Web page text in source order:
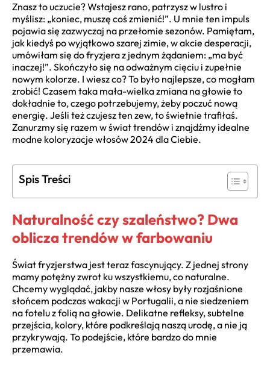
Znasz to uczucie? Wstajesz rano, patrzysz w lustro i
myślisz: „koniec, muszę coś zmienić!”. U mnie ten impuls
pojawia się zazwyczaj na przełomie sezonów. Pamiętam,
jak kiedyś po wyjątkowo szarej zimie, w akcie desperacji,
umówiłam się do fryzjera z jednym żądaniem: „ma być
inaczej!”. Skończyło się na odważnym cięciu i zupełnie
nowym kolorze. I wiesz co? To było najlepsze, co mogłam
zrobić! Czasem taka mała-wielka zmiana na głowie to
dokładnie to, czego potrzebujemy, żeby poczuć nową
energię. Jeśli też czujesz ten zew, to świetnie trafiłaś.
Zanurzmy się razem w świat trendów i znajdźmy idealne
modne koloryzacje włosów 2024 dla Ciebie.
Spis Treści
Naturalność czy szaleństwo? Dwa
oblicza trendów w farbowaniu
Świat fryzjerstwa jest teraz fascynujący. Z jednej strony
mamy potężny zwrot ku wszystkiemu, co naturalne.
Chcemy wyglądać, jakby nasze włosy były rozjaśnione
słońcem podczas wakacji w Portugalii, a nie siedzeniem
na fotelu z folią na głowie. Delikatne refleksy, subtelne
przejścia, kolory, które podkreślają naszą urodę, a nie ją
przykrywają. To podejście, które bardzo do mnie
przemawia.